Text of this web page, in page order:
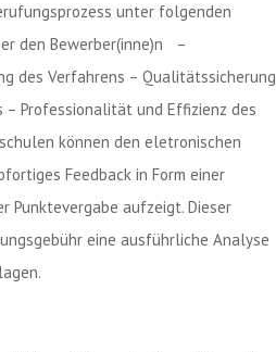
unter folgenden
den Bewerber(inne)n –
des Verfahrens – Qualitätssicherung
– Professionalität und Effizienz des
können den eletronischen
Feedback in Form einer
Punktevergabe aufzeigt. Dieser
eine ausführliche Analyse